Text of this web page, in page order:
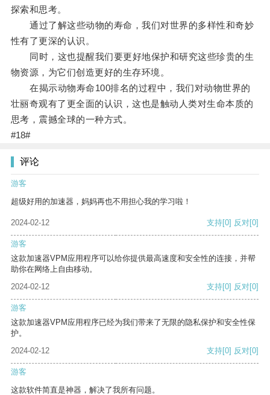
探索和思考。
通过了解这些动物的寿命，我们对世界的多样性和奇妙
性有了更深的认识。
同时，这也提醒我们要更好地保护和研究这些珍贵的生
物资源，为它们创造更好的生存环境。
在揭示动物寿命100排名的过程中，我们对动物世界的
壮丽奇观有了更全面的认识，这也是触动人类对生命本质的
思考，震撼全球的一种方式。
#18#
评论
游客
超级好用的加速器，妈妈再也不用担心我的学习啦！
2024-02-12 支持[0] 反对[0]
游客
这款加速器VPM应用程序可以给你提供最高速度和安全性的连接，并帮
助你在网络上自由移动。
2024-02-12
支持[0] 反对[0]
游客
这款加速器VPM应用程序已经为我们带来了无限的隐私保护和安全性保
护。
2024-02-12
支持[0] 反对[0]
游客
这款软件简直是神器，解决了我所有问题。